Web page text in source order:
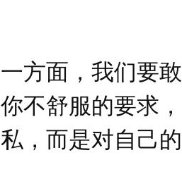
一方面，我们要
你不舒服的要求
私，而是对自己